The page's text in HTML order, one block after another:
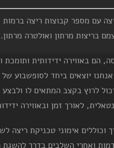
בריצות מרתון ואולטרה מרתון.
הם באווירה ידידותית
יוצאים ביחד לסופשבוע
יכול לרוץ בקצב המתאים לו
לאורך זמן ובאווירה
וכוללים אימוני טכניקת ריצה
ואחרי השלבים בדרך להשגת